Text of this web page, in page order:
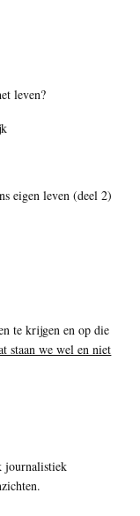
leven?
eigen leven (deel 2)
te krijgen en op die
staan we wel en niet
journalistiek